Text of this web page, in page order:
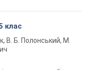
клас
В. Б. Полонський, М.